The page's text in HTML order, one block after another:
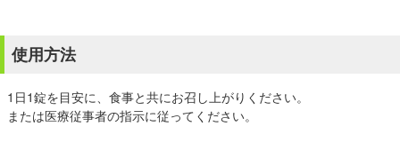
使用方法
1日1錠を目安に、食事と共にお召し上がりください。
または医療従事者の指示に従ってください。